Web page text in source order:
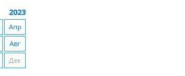
2023
Апр
Авг
Дек